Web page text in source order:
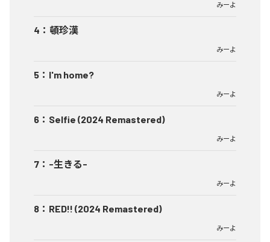
みーよ
4 ： 頓珍漢
みーよ
5 ： I'm home?
みーよ
6 ： Selfie (2024 Remastered)
みーよ
7 ： -生きる-
みーよ
8 ： RED!! (2024 Remastered)
みーよ